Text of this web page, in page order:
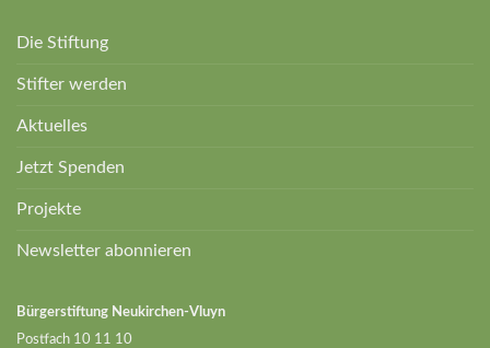
Die Stiftung
Stifter werden
Aktuelles
Jetzt Spenden
Projekte
Newsletter abonnieren
Bürgerstiftung Neukirchen-Vluyn
Postfach 10 11 10